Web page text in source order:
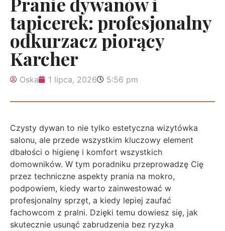
tapicerek: profesjonalny
odkurzacz piorący
Karcher
Oska 1 lipca, 2026 5:56 pm
Czysty dywan to nie tylko estetyczna wizytówka
salonu, ale przede wszystkim kluczowy element
dbałości o higienę i komfort wszystkich
domowników. W tym poradniku przeprowadzę Cię
przez techniczne aspekty prania na mokro,
podpowiem, kiedy warto zainwestować w
profesjonalny sprzęt, a kiedy lepiej zaufać
fachowcom z pralni. Dzięki temu dowiesz się, jak
skutecznie usunąć zabrudzenia bez ryzyka